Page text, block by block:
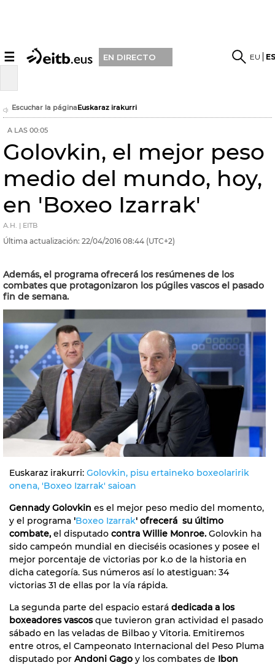
☰ EN DIRECTO EU
Escuchar la páginaEuskaraz irakurri
A LAS 00:05
Golovkin, el mejor peso
medio del mundo, hoy,
en 'Boxeo Izarrak'
A.H. | EITB
Última actualización: 22/04/2016 08:44 (UTC+2)
Además, el programa ofrecerá los resúmenes de los
combates que protagonizaron los púgiles vascos el pasado
fin de semana.
Euskaraz irakurri: Golovkin, pisu ertaineko boxeolaririk
onena, 'Boxeo Izarrak' saioan
Gennady Golovkin es el mejor peso medio del momento,
y el programa 'Boxeo Izarrak' ofrecerá su último
combate, el disputado contra Willie Monroe. Golovkin ha
sido campeón mundial en dieciséis ocasiones y posee el
mejor porcentaje de victorias por k.o de la historia en
dicha categoría. Sus números así lo atestiguan: 34
victorias 31 de ellas por la vía rápida.
La segunda parte del espacio estará dedicada a los
boxeadores vascosque tuvieron gran actividad el pasado
sábado en las veladas de Bilbao y Vitoria. Emitiremos
entre otros, el Campeonato Internacional del Peso Pluma
disputado por Andoni Gago y los combates de Ibon